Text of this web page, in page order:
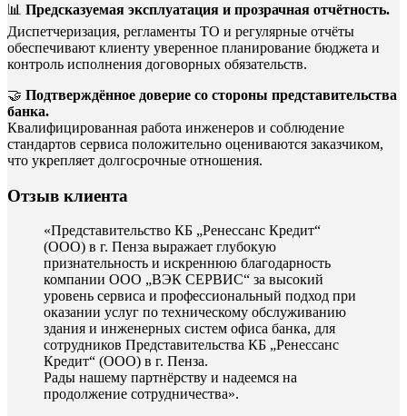
📊 Предсказуемая эксплуатация и прозрачная отчётность.
Диспетчеризация, регламенты ТО и регулярные отчёты
обеспечивают клиенту уверенное планирование бюджета и
контроль исполнения договорных обязательств.
🤝 Подтверждённое доверие со стороны представительства
банка.
Квалифицированная работа инженеров и соблюдение
стандартов сервиса положительно оцениваются заказчиком,
что укрепляет долгосрочные отношения.
Отзыв клиента
«Представительство КБ „Ренессанс Кредит“
(ООО) в г. Пенза выражает глубокую
признательность и искреннюю благодарность
компании ООО „ВЭК СЕРВИС“ за высокий
уровень сервиса и профессиональный подход при
оказании услуг по техническому обслуживанию
здания и инженерных систем офиса банка, для
сотрудников Представительства КБ „Ренессанс
Кредит“ (ООО) в г. Пенза.
Рады нашему партнёрству и надеемся на
продолжение сотрудничества».